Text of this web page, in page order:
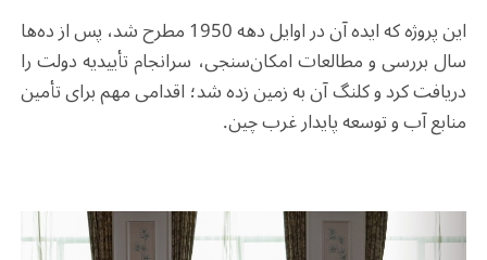
این پروژه که ایده آن در اوایل دهه 1950 مطرح شد، پس از ده‌ها
سال بررسی و مطالعات امکان‌سنجی، سرانجام تأییدیه دولت را
دریافت کرد و کلنگ آن به زمین زده شد؛ اقدامی مهم برای تأمین
منابع آب و توسعه پایدار غرب چین.